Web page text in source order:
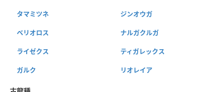
タマミツネ ジンオウガ
ベリオロス ナルガクルガ
ライゼクス ティガレックス
ガルク リオレイア